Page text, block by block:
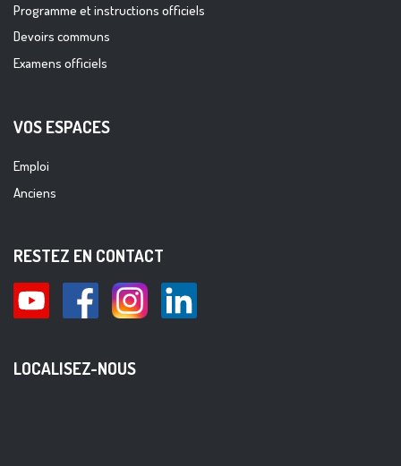
Programme et instructions officiels
Devoirs communs
Examens officiels
VOS ESPACES
Emploi
Anciens
RESTEZ EN CONTACT
LOCALISEZ-NOUS